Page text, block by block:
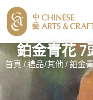
鉑金青花 7
首頁 /禮品/其他/ 鉑金